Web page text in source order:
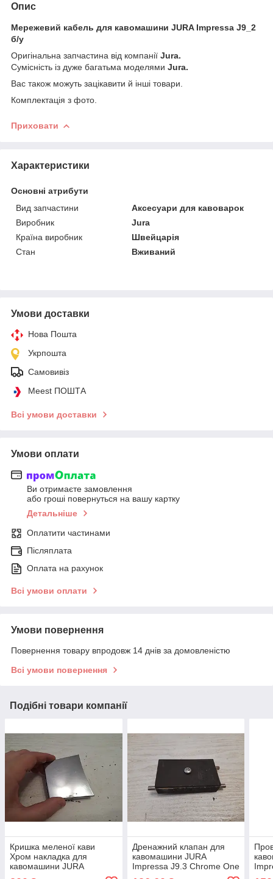
Опис
Мережевий кабель для кавомашини JURA Impressa J9_2
б/у
Оригінальна запчастина від компанії Jura.
Сумісність із дуже багатьма моделями Jura.
Вас також можуть зацікавити й інші товари.
Комплектація з фото.
Приховати
Характеристики
Основні атрибути
Вид запчастини
Аксесуари для кавоварок
Виробник
Jura
Країна виробник
Швейцарія
Стан
Вживаний
Умови доставки
Нова Пошта
Укрпошта
Самовивіз
Meest ПОШТА
Всі умови доставки
Умови оплати
Ви отримаєте замовлення
або гроші повернуться на вашу картку
Детальніше
Оплатити частинами
Післяплата
Оплата на рахунок
Всі умови оплати
Умови повернення
Повернення товару впродовж 14 днів за домовленістю
Всі умови повернення
Подібні товари компанії
Кришка меленої кави
Хром накладка для
кавомашини JURA
Дренажний клапан для
кавомашини JURA
Impressa J9.3 Chrome One